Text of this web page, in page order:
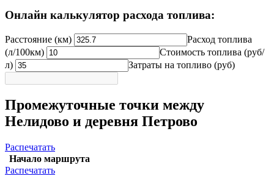
Онлайн калькулятор расхода топлива:
Расстояние (км)
Расход топлива
(л/100км)
Стоимость топлива (руб/
л)
Затраты на топливо (руб)
Промежуточные точки между
Нелидово и деревня Петрово
Распечатать
Начало маршрута
Распечатать